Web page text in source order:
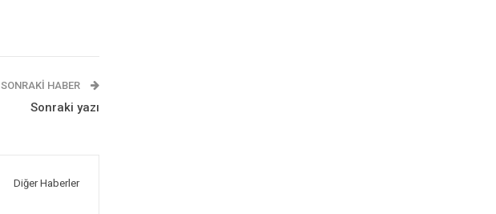
SONRAKI HABER
Sonraki yazı
Diğer Haberler